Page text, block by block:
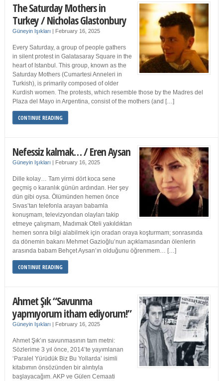
The Saturday Mothers in
Turkey / Nicholas Glastonbury
Güneyin Işıkları | February 16, 2025
Every Saturday, a group of people gathers
in silent protest in Galatasaray Square in the
heart of Istanbul. This group, known as the
Saturday Mothers (Cumartesi Anneleri in
Turkish), is primarily composed of older
Kurdish women. The protests, which resemble those by the Madres del
Plaza del Mayo in Argentina, consist of the mothers (and […]
CONTINUE READING
Nefessiz kalmak… / Eren Aysan
Güneyin Işıkları | February 16, 2025
Dille kolay… Tam yirmi dört koca sene
geçmiş o karanlık günün ardından. Her şey
dün gibi oysa. Ölümünden hemen önce
Sıvas’tan telefonla arayan babamla
konuşmam, televizyondan olayları takip
etmeye çalışmam, Madımak Oteli yakıldıktan
hemen sonra bilgi alabilmek için oradan oraya koşturmam; sonrasında
da dönemin bakanı Mehmet Gazioğlu’nun açıklamasından ölenlerin
arasında babam Behçet Aysan’ın olduğunu öğrenmem… […]
CONTINUE READING
Ahmet Şık “Savunma
yapmıyorum itham ediyorum!”
Güneyin Işıkları | February 16, 2025
Ahmet Şık’ın savunmasının tam metni:
Sözlerime 3 yıl önce, 2014’te yayımlanan
‘Paralel Yürüdük Biz Bu Yollarda’ isimli
kitabımın önsözünden bir alıntıyla
başlayacağım. AKP ve Gülen Cemaati